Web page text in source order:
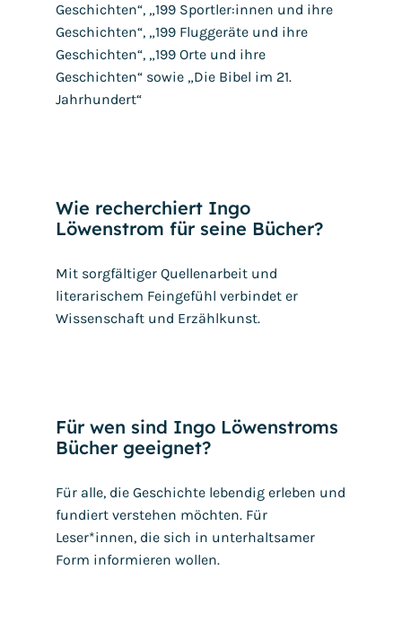
Geschichten“, „199 Sportler:innen und ihre
Geschichten“, „199 Fluggeräte und ihre
Geschichten“, „199 Orte und ihre
Geschichten“ sowie „Die Bibel im 21.
Jahrhundert“
Wie recherchiert Ingo
Löwenstrom für seine Bücher?
Mit sorgfältiger Quellenarbeit und
literarischem Feingefühl verbindet er
Wissenschaft und Erzählkunst.
Für wen sind Ingo Löwenstroms
Bücher geeignet?
Für alle, die Geschichte lebendig erleben und
fundiert verstehen möchten. Für
Leser*innen, die sich in unterhaltsamer
Form informieren wollen.